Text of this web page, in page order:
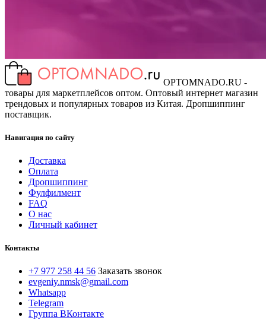
OPTOMNADO.RU -
товары для маркетплейсов оптом. Оптовый интернет магазин
трендовых и популярных товаров из Китая. Дропшиппинг
поставщик.
Навигация по сайту
Доставка
Оплата
Дропшиппинг
Фулфилмент
FAQ
О нас
Личный кабинет
Контакты
+7 977 258 44 56 Заказать звонок
evgeniy.nmsk@gmail.com
Whatsapp
Telegram
Группа ВКонтакте